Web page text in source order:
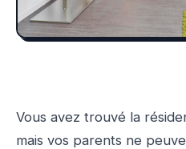
Vous avez trouvé la
mais vos parents ne